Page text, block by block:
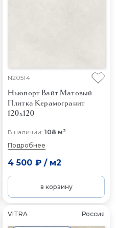
N20514
Ньюпорт Вайт Матовый
Плитка Керамогранит
120x120
В наличии: 108 м2
Подробнее
4 500 ₽/ м2
в корзину
VITRA Россия